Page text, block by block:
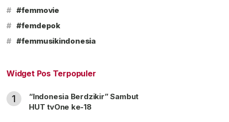
# #femmovie
# #femdepok
# #femmusikindonesia
Widget Pos Terpopuler
1
“Indonesia Berdzikir” Sambut
HUT tvOne ke-18